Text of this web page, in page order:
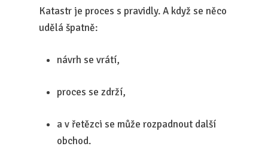
Katastr je proces s pravidly. A když se něco
udělá špatně:
návrh se vrátí,
proces se zdrží,
a v řetězci se může rozpadnout další
obchod.